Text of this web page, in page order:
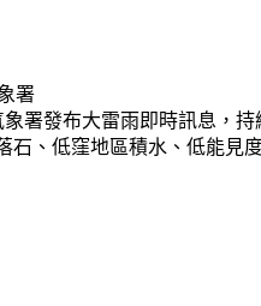
署
署發布大雷雨即時訊息，
石、低窪地區積水、低能見